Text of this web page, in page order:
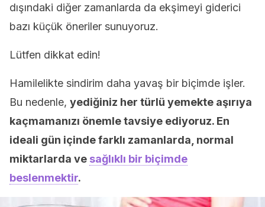
dışındaki diğer zamanlarda da ekşimeyi giderici
bazı küçük öneriler sunuyoruz.
Lütfen dikkat edin!
Hamilelikte sindirim daha yavaş bir biçimde işler.
Bu nedenle, yediğiniz her türlü yemekte aşırıya
kaçmamanızı önemle tavsiye ediyoruz. En
ideali gün içinde farklı zamanlarda, normal
miktarlarda ve sağlıklı bir biçimde
beslenmektir.